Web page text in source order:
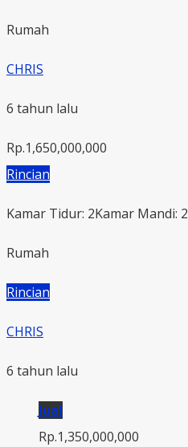
Rumah
CHRIS
6 tahun lalu
Rp.1,650,000,000
Rincian
Kamar Tidur: 2Kamar Mandi: 2
Rumah
Rincian
CHRIS
6 tahun lalu
Jual
Rp.1,350,000,000